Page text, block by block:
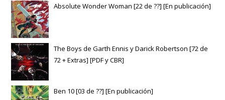
Absolute Wonder Woman [22 de ??] [En publicación]
The Boys de Garth Ennis y Darick Robertson [72 de
72 + Extras] [PDF y CBR]
Ben 10 [03 de ??] [En publicación]